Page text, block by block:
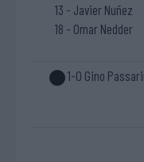
13 - Javier Nuñez
18 - Omar Nedder
1-0 Gino